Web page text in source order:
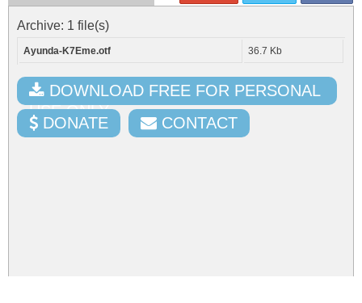
Archive: 1 file(s)
Ayunda-K7Eme.otf 36.7 Kb
DOWNLOAD FREE FOR PERSONAL
USE ONLY
DONATE CONTACT